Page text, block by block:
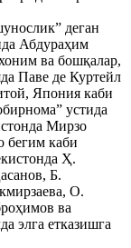
деган
Абдураҳим
ва бошқалар,
Паве де Куртейл
Япония каби
устида
Мирзо
бегим каби
Ҳ.
Б.
О.
ва
элга етказишга